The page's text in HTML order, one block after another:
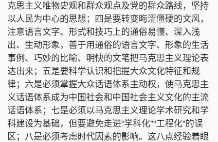
克思主义唯物史观和群众观点及党的群众路线，坚持
以人民为中心的思想；四是要转变晦涩僵硬的文风，
注意语言文字、形式和技巧上的通俗易懂、深入浅
出、生动形象，善于用通俗的语言文字、形象的生活
事例、巧妙的比喻、明快的文笔把马克思主义理论表
达出来；五是要科学认识和把握大众文化特征和规
律；六是必须掌握大众话语体系主动权，使马克思主
义话语体系成为中国社会和中国社会主义文化的主流
话语体系；七是必须以马克思主义理论学术研究和学
科建设为基础，但要避免走进“学科化”“工程化”的误
区；八是必须考虑时代因素的影响。这八点经验着眼